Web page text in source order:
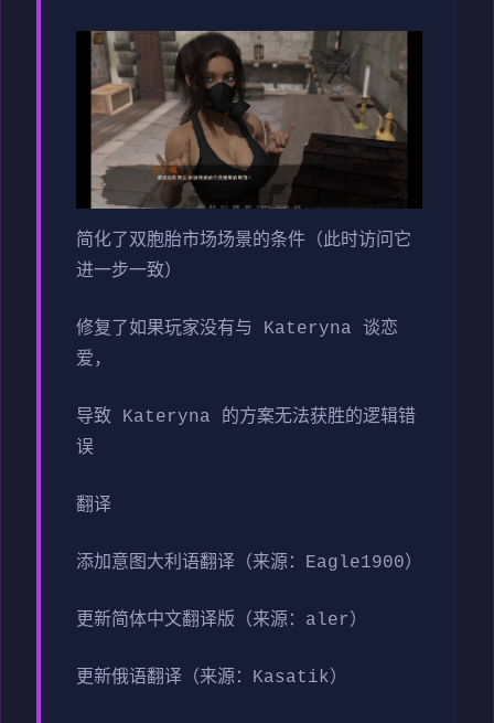
简化了双胞胎市场场景的条件（此时访问它
进一步一致）
修复了如果玩家没有与 Kateryna 谈恋
爱，
导致 Kateryna 的方案无法获胜的逻辑错
误
翻译
添加意图大利语翻译（来源：Eagle1900）
更新简体中文翻译版（来源：aler）
更新俄语翻译（来源：Kasatik）